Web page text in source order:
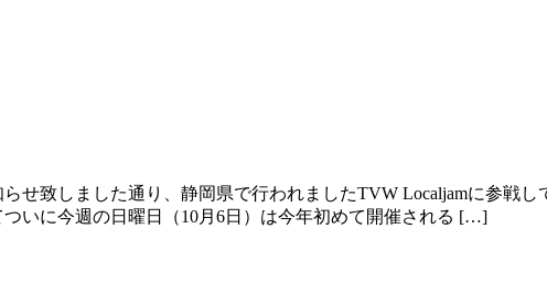
せ致しました通り、静岡県で行われましたTVW Localjamに参戦
いに今週の日曜日（10月6日）は今年初めて開催される […]